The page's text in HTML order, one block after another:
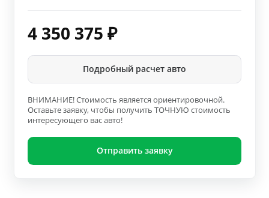
4 350 375 ₽
Подробный расчет авто
ВНИМАНИЕ! Стоимость является ориентировочной.
Оставьте заявку, чтобы получить ТОЧНУЮ стоимость
интересующего вас авто!
Отправить заявку